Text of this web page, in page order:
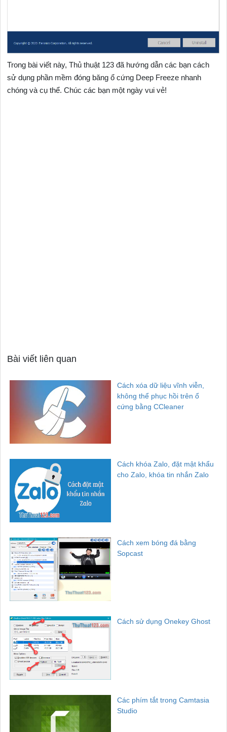
Trong bài viết này, Thủ thuật 123 đã hướng dẫn các bạn cách
sử dụng phần mềm đóng băng ổ cứng Deep Freeze nhanh
chóng và cụ thể. Chúc các bạn một ngày vui vẻ!
Bài viết liên quan
Cách xóa dữ liệu vĩnh viễn,
không thể phục hồi trên ổ
cứng bằng CCleaner
Cách khóa Zalo, đặt mật khẩu
cho Zalo, khóa tin nhắn Zalo
Cách xem bóng đá bằng
Sopcast
Cách sử dụng Onekey Ghost
Các phím tắt trong Camtasia
Studio